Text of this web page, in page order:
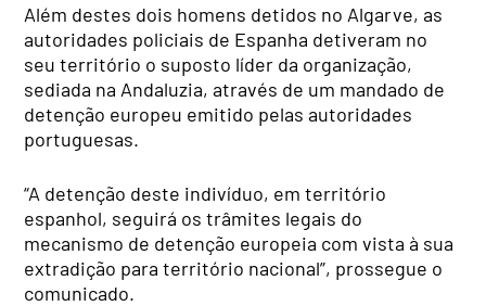
Além destes dois homens detidos no Algarve, as
autoridades policiais de Espanha detiveram no
seu território o suposto líder da organização,
sediada na Andaluzia, através de um mandado de
detenção europeu emitido pelas autoridades
portuguesas.
“A detenção deste indivíduo, em território
espanhol, seguirá os trâmites legais do
mecanismo de detenção europeia com vista à sua
extradição para território nacional”, prossegue o
comunicado.